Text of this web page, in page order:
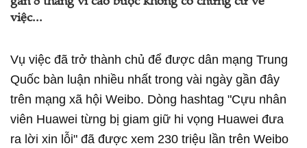
việc...
Vụ việc đã trở thành chủ để được dân mạng Trung
Quốc bàn luận nhiều nhất trong vài ngày gần đây
trên mạng xã hội Weibo. Dòng hashtag "Cựu nhân
viên Huawei từng bị giam giữ hi vọng Huawei đưa
ra lời xin lỗi" đã được xem 230 triệu lần trên Weibo